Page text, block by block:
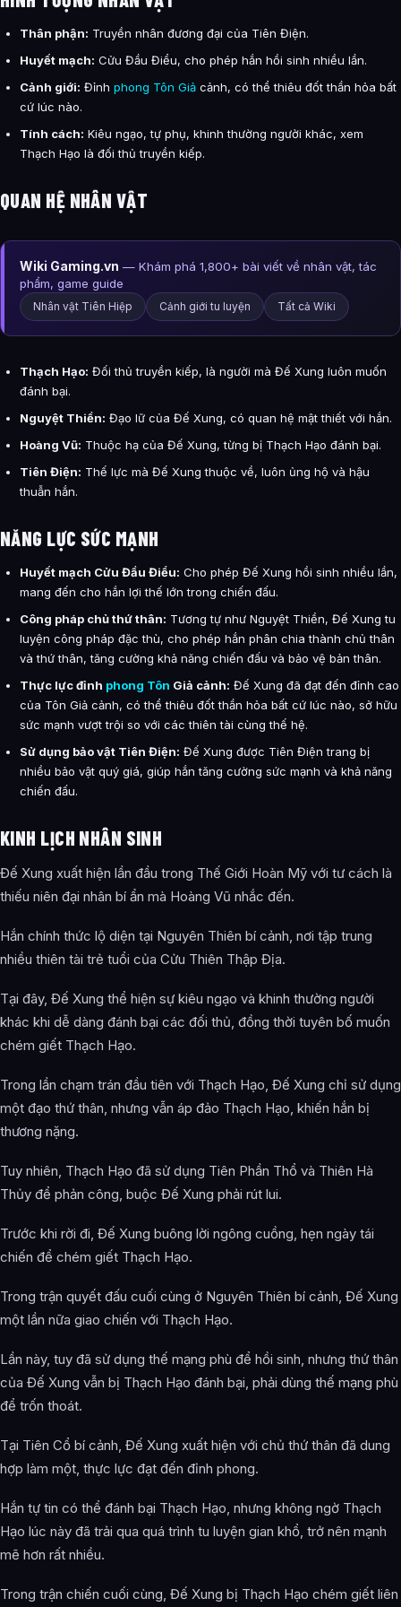
Thân phận: Truyền nhân đương đại của Tiên Điện.
Huyết mạch: Cửu Đầu Điểu, cho phép hắn hồi sinh nhiều lần.
Cảnh giới: Đỉnh phong Tôn Giả cảnh, có thể thiêu đốt thần hỏa bất
cứ lúc nào.
Tính cách: Kiêu ngạo, tự phụ, khinh thường người khác, xem
Thạch Hạo là đối thủ truyền kiếp.
QUAN HỆ NHÂN VẬT
Wiki Gaming.vn — Khám phá 1,800+ bài viết về nhân vật, tác
phẩm, game guide
Nhân vật Tiên Hiệp Cảnh giới tu luyện Tất cả Wiki
Thạch Hạo: Đối thủ truyền kiếp, là người mà Đế Xung luôn muốn
đánh bại.
Nguyệt Thiền: Đạo lữ của Đế Xung, có quan hệ mật thiết với hắn.
Hoàng Vũ: Thuộc hạ của Đế Xung, từng bị Thạch Hạo đánh bại.
Tiên Điện: Thế lực mà Đế Xung thuộc về, luôn ủng hộ và hậu
thuẫn hắn.
NĂNG LỰC SỨC MẠNH
Huyết mạch Cửu Đầu Điểu: Cho phép Đế Xung hồi sinh nhiều lần,
mang đến cho hắn lợi thế lớn trong chiến đấu.
Công pháp chủ thứ thân: Tương tự như Nguyệt Thiền, Đế Xung tu
luyện công pháp đặc thù, cho phép hắn phân chia thành chủ thân
và thứ thân, tăng cường khả năng chiến đấu và bảo vệ bản thân.
Thực lực đỉnh phong Tôn Giả cảnh: Đế Xung đã đạt đến đỉnh cao
của Tôn Giả cảnh, có thể thiêu đốt thần hỏa bất cứ lúc nào, sở hữu
sức mạnh vượt trội so với các thiên tài cùng thế hệ.
Sử dụng bảo vật Tiên Điện: Đế Xung được Tiên Điện trang bị
nhiều bảo vật quý giá, giúp hắn tăng cường sức mạnh và khả năng
chiến đấu.
KINH LỊCH NHÂN SINH
Đế Xung xuất hiện lần đầu trong Thế Giới Hoàn Mỹ với tư cách là
thiếu niên đại nhân bí ẩn mà Hoàng Vũ nhắc đến.
Hắn chính thức lộ diện tại Nguyên Thiên bí cảnh, nơi tập trung
nhiều thiên tài trẻ tuổi của Cửu Thiên Thập Địa.
Tại đây, Đế Xung thể hiện sự kiêu ngạo và khinh thường người
khác khi dễ dàng đánh bại các đối thủ, đồng thời tuyên bố muốn
chém giết Thạch Hạo.
Trong lần chạm trán đầu tiên với Thạch Hạo, Đế Xung chỉ sử dụng
một đạo thứ thân, nhưng vẫn áp đảo Thạch Hạo, khiến hắn bị
thương nặng.
Tuy nhiên, Thạch Hạo đã sử dụng Tiên Phần Thổ và Thiên Hà
Thủy để phản công, buộc Đế Xung phải rút lui.
Trước khi rời đi, Đế Xung buông lời ngông cuồng, hẹn ngày tái
chiến để chém giết Thạch Hạo.
Trong trận quyết đấu cuối cùng ở Nguyên Thiên bí cảnh, Đế Xung
một lần nữa giao chiến với Thạch Hạo.
Lần này, tuy đã sử dụng thế mạng phù để hồi sinh, nhưng thứ thân
của Đế Xung vẫn bị Thạch Hạo đánh bại, phải dùng thế mạng phù
để trốn thoát.
Tại Tiên Cổ bí cảnh, Đế Xung xuất hiện với chủ thứ thân đã dung
hợp làm một, thực lực đạt đến đỉnh phong.
Hắn tự tin có thể đánh bại Thạch Hạo, nhưng không ngờ Thạch
Hạo lúc này đã trải qua quá trình tu luyện gian khổ, trở nên mạnh
mẽ hơn rất nhiều.
Trong trận chiến cuối cùng, Đế Xung bị Thạch Hạo chém giết liên